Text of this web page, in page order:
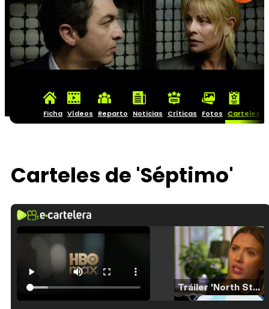
Ficha Vídeos Reparto Noticias Críticas Fotos Carteles
Carteles de 'Séptimo'
Tráiler 'North Star' (2023)